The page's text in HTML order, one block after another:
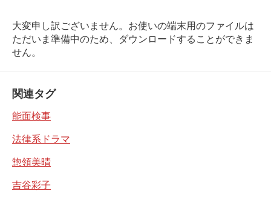
大変申し訳ございません。お使いの端末用のファイルは
ただいま準備中のため、ダウンロードすることができま
せん。
関連タグ
能面検事
法律系ドラマ
惣領美晴
吉谷彩子